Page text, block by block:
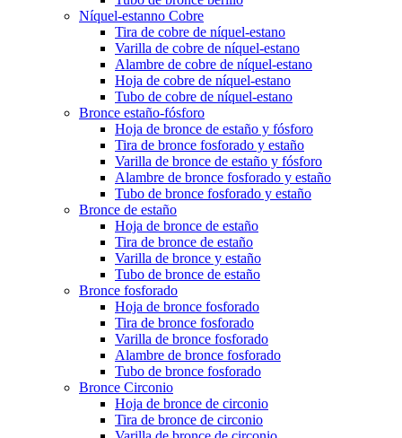
Níquel-estanno Cobre
Tira de cobre de níquel-estano
Varilla de cobre de níquel-estano
Alambre de cobre de níquel-estano
Hoja de cobre de níquel-estano
Tubo de cobre de níquel-estano
Bronce estaño-fósforo
Hoja de bronce de estaño y fósforo
Tira de bronce fosforado y estaño
Varilla de bronce de estaño y fósforo
Alambre de bronce fosforado y estaño
Tubo de bronce fosforado y estaño
Bronce de estaño
Hoja de bronce de estaño
Tira de bronce de estaño
Varilla de bronce y estaño
Tubo de bronce de estaño
Bronce fosforado
Hoja de bronce fosforado
Tira de bronce fosforado
Varilla de bronce fosforado
Alambre de bronce fosforado
Tubo de bronce fosforado
Bronce Circonio
Hoja de bronce de circonio
Tira de bronce de circonio